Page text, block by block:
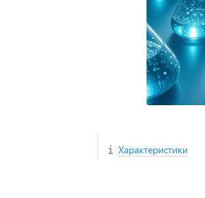
Характеристики